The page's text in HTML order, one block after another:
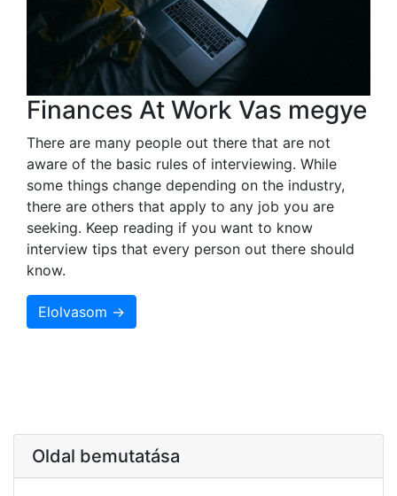
Finances At Work Vas megye
There are many people out there that are not
aware of the basic rules of interviewing. While
some things change depending on the industry,
there are others that apply to any job you are
seeking. Keep reading if you want to know
interview tips that every person out there should
know.
Elolvasom →
Oldal bemutatása